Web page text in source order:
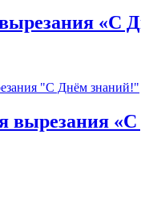
«С
вырезания «С